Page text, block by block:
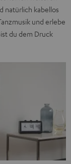
natürlich kabellos
und erlebe
du dem Druck